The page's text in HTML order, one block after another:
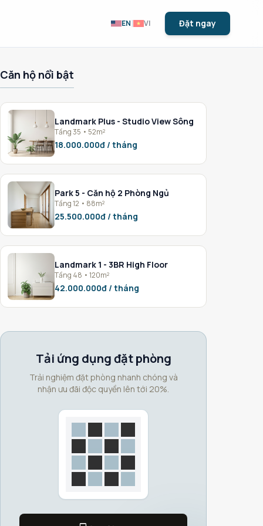
EN| VI Đặt ngay
Căn hộ nổi bật
Landmark Plus - Studio View Sông
Tầng 35 • 52m²
18.000.000đ / tháng
Park 5 - Căn hộ 2 Phòng Ngủ
Tầng 12 • 88m²
25.500.000đ / tháng
Landmark 1 - 3BR High Floor
Tầng 48 • 120m²
42.000.000đ / tháng
Tải ứng dụng đặt phòng
Trải nghiệm đặt phòng nhanh chóng và
nhận ưu đãi độc quyền lên tới 20%.